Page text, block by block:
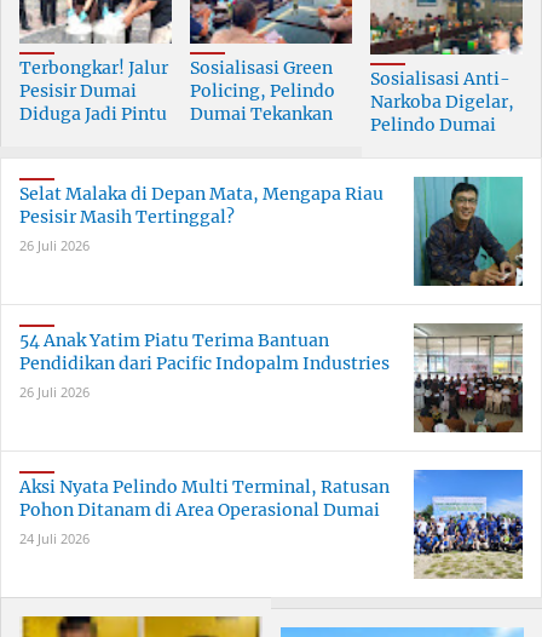
Terbongkar! Jalur
Pesisir Dumai
Diduga Jadi Pintu
Skala Besar
Sosialisasi Green
Policing, Pelindo
Dumai Tekankan
Bersama
Sosialisasi Anti-
Narkoba Digelar,
Pelindo Dumai
Selat Malaka di Depan Mata, Mengapa Riau
Pesisir Masih Tertinggal?
26 Juli 2026
54 Anak Yatim Piatu Terima Bantuan
Pendidikan dari Pacific Indopalm Industries
26 Juli 2026
Aksi Nyata Pelindo Multi Terminal, Ratusan
Pohon Ditanam di Area Operasional Dumai
24 Juli 2026